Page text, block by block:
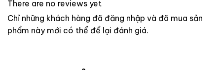
There are no reviews yet
Chỉ những khách hàng đã đăng nhập và đã mua sản
phẩm này mới có thể để lại đánh giá.